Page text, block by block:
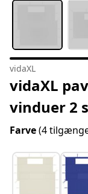
vidaXL
vidaXL
vinduer 2
Farve(4